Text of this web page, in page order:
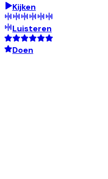
Kijken
Luisteren
Doen